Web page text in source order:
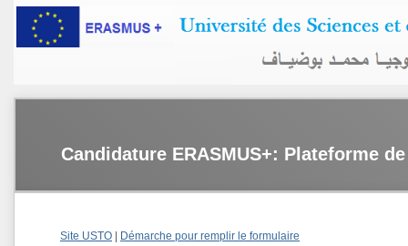
Candidature ERASMUS+: Plateforme
Site USTO Démarche pour remplir le formulaire